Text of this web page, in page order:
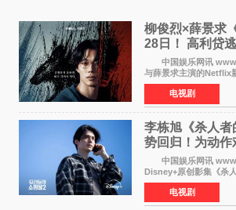
柳俊烈×薛景求
28日！ 高利贷
来袭
中国娱乐网讯 www
与薛景求主演的Netflix
主海报，正式定档8月
俊烈与薛景求背对背站
幽暗的色调与
电视剧
李栋旭《杀人
势回归！为动
获赞
中国娱乐网讯 www
Disney+原创影集《杀
22日正式上线，由男神
完全体强势回归。该剧
评选为全球最佳影集之
电视剧